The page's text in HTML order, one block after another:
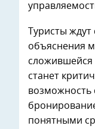
Туристы
объяснения
сложившейся
станет
возможность
понятными